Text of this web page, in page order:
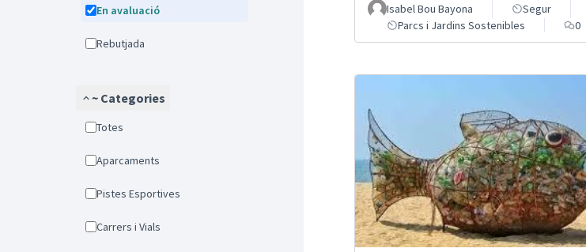
En avaluació
Rebutjada
~ Categories
Totes
Aparcaments
Pistes Esportives
Carrers i Vials
Isabel Bou Bayona
Segur
Parcs i Jardins Sostenibles
0